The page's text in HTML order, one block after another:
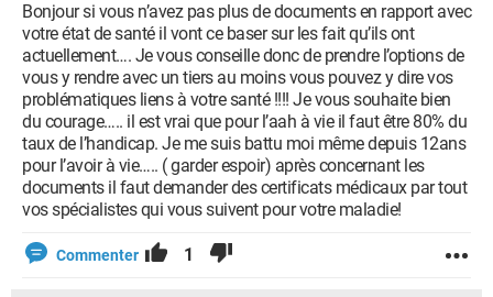
Bonjour si vous n’avez pas plus de documents en rapport avec
votre état de santé il vont ce baser sur les fait qu’ils ont
actuellement…. Je vous conseille donc de prendre l’options de
vous y rendre avec un tiers au moins vous pouvez y dire vos
problématiques liens à votre santé !!!! Je vous souhaite bien
du courage….. il est vrai que pour l’aah à vie il faut être 80% du
taux de l’handicap. Je me suis battu moi même depuis 12ans
pour l’avoir à vie….. ( garder espoir) après concernant les
documents il faut demander des certificats médicaux par tout
vos spécialistes qui vous suivent pour votre maladie!
Commenter 1